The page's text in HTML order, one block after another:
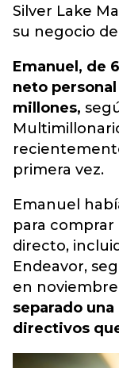
Silver Lake
su negocio
Emanuel, de
neto personal
millones,
primera vez.
Emanuel
para comprar
directo,
Endeavor,
en
separado
directivos